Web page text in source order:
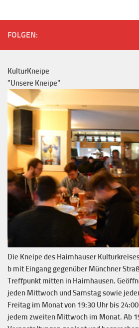
FOLGEN:
KulturKneipe
"Unsere Kneipe"
Die Kneipe des Haimhauser
b mit Eingang gegenüber Münchner
Treffpunkt mitten in Haimhausen.
jeden Mittwoch und Samstag sowie
Freitag im Monat von 19:30 Uhr bis
jedem zweiten Mittwoch im Monat. Ab